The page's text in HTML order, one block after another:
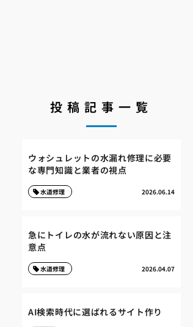
投稿記事一覧
ウォシュレットの水漏れ修理に必要
な専門知識と業者の視点
2026.06.14
水道修理
急にトイレの水が流れない原因と注
意点
2026.04.07
水道修理
AI検索時代に選ばれるサイト作り